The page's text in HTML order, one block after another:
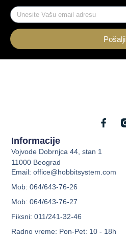
Pošalji
Informacije
Vojvode Dobrnjca 44, stan 1
11000 Beograd
Email: office@hobbitsystem.com
Mob: 064/643-76-26
Mob: 064/643-76-27
Fiksni: 011/241-32-46
Radno vreme: Pon-Pet: 10 - 18h